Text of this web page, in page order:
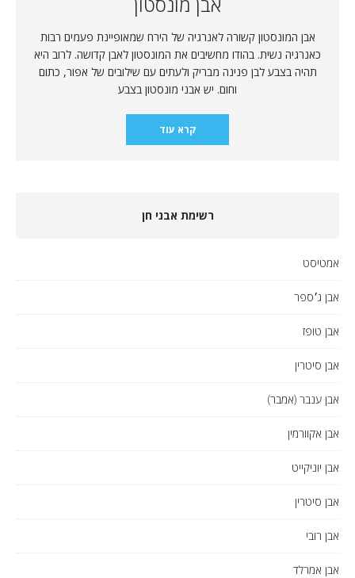
אבן המונסטון קשורה לאנרגיה של הירח שמאופיינת פעמים רבות
כאנרגיה נשית. בהודו מחשיבים את המונסטון לאבן קדושה. לרוב היא
תהיה בצבע לבן פנינה מבריק ולעתים עם שילובים של אפור, כתום
וחום. יש אבני מונסטון בצבע
קרא עוד
רשימת אבני חן
אמטיסט
אבן ג׳ספר
אבן טופז
אבן סיטרין
אבן ענבר (אמבר)
אבן אקוורמין
אבן יוניקייט
אבן סיטרין
אבן רובי
אבן אמרלד